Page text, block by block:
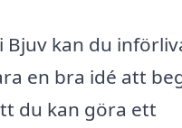
kan du
en bra idé att
du kan göra ett